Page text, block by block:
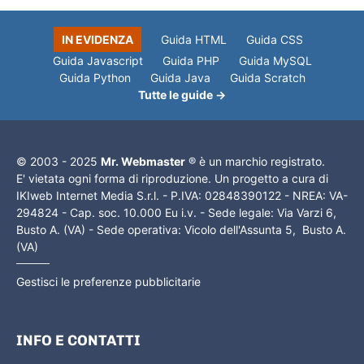
IN EVIDENZA Guida HTML
Guida CSS
Guida Javascript
Guida PHP
Guida MySQL
Guida Python
Guida Java
Guida Scratch
Tutte le guide →
© 2003 - 2025 Mr. Webmaster ® è un marchio registrato.
E' vietata ogni forma di riproduzione. Un progetto a cura di
IKIweb Internet Media S.r.l. - P.IVA: 02848390122 - NREA: VA-
294824 - Cap. soc. 10.000 Eu i.v. - Sede legale: Via Varzi 6,
Busto A. (VA) - Sede operativa: Vicolo dell'Assunta 5, Busto A.
(VA)
Gestisci le preferenze pubblicitarie
INFO E CONTATTI